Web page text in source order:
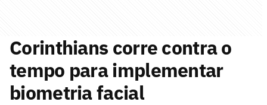
Corinthians corre contra o
tempo para implementar
biometria facial